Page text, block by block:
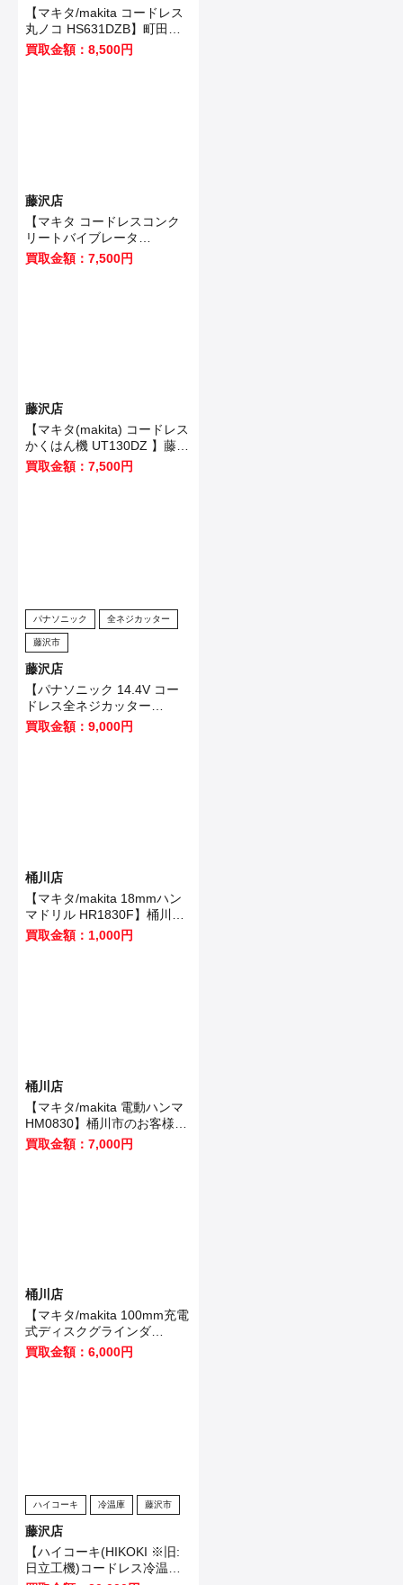
【マキタ/makita コードレス
丸ノコ HS631DZB】町田市
のお客様から買取いたしまし
買取金額：8,500円
藤沢店
【マキタ コードレスコンク
リートバイブレータ
VR350DZ 】藤沢市のお客様
から買取させていただきまし
買取金額：7,500円
藤沢店
【マキタ(makita) コードレス
かくはん機 UT130DZ 】藤沢
市のお客様から買取させてい
ただきました！
買取金額：7,500円
パナソニック 全ネジカッター
藤沢市
藤沢店
【パナソニック 14.4V コー
ドレス全ネジカッター
EZ4540LZ2S-B 】藤沢市の
お客様から買取させていただ
買取金額：9,000円
桶川店
【マキタ/makita 18mmハン
マドリル HR1830F】桶川市
のお客様から買取いたしまし
買取金額：1,000円
桶川店
【マキタ/makita 電動ハンマ
HM0830】桶川市のお客様か
ら買取いたしました！
買取金額：7,000円
桶川店
【マキタ/makita 100mm充電
式ディスクグラインダ
GA403DRGN】桶川市のお客
様から買取いたしました！
買取金額：6,000円
ハイコーキ 冷温庫 藤沢市
藤沢店
【ハイコーキ(HIKOKI ※旧:
日立工機)コードレス冷温庫